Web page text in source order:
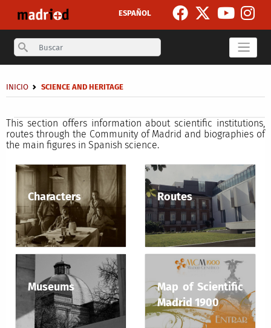
ESPAÑOL
Search
Breadcrumb
INICIO SCIENCE AND HERITAGE
This section offers information about scientific institutions,
routes through the Community of Madrid and biographies of
the main figures in Spanish science.
Characters Routes
Museums
Map of Scientific
Madrid 1900